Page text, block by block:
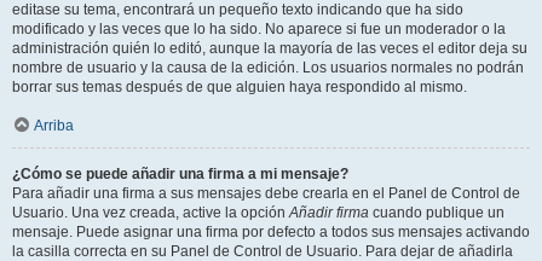
editase su tema, encontrará un pequeño texto indicando que ha sido
modificado y las veces que lo ha sido. No aparece si fue un moderador o la
administración quién lo editó, aunque la mayoría de las veces el editor deja su
nombre de usuario y la causa de la edición. Los usuarios normales no podrán
borrar sus temas después de que alguien haya respondido al mismo.
Arriba
¿Cómo se puede añadir una firma a mi mensaje?
Para añadir una firma a sus mensajes debe crearla en el Panel de Control de
Usuario. Una vez creada, active la opciónAñadir firma cuando publique un
mensaje. Puede asignar una firma por defecto a todos sus mensajes activando
la casilla correcta en su Panel de Control de Usuario. Para dejar de añadirla